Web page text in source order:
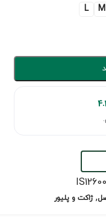
M
L
, ژاکت و پلیور